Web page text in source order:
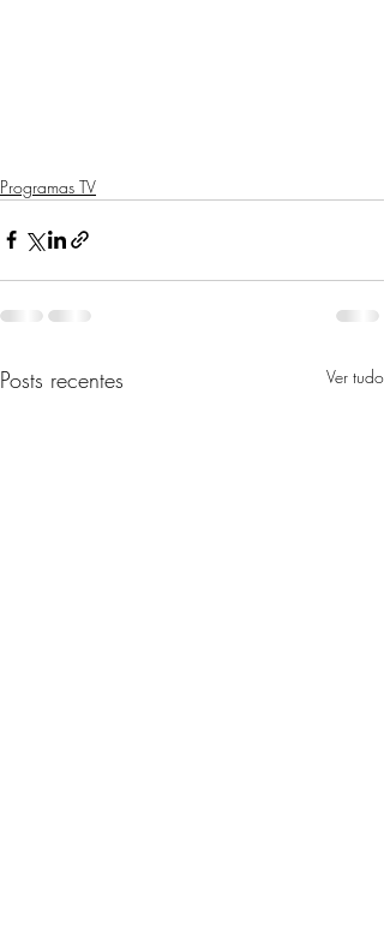
Programas TV
Posts recentes Ver tudo